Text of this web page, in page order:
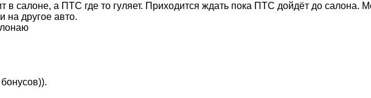
в салоне, а ПТС где то гуляет. Приходится ждать пока ПТС дойдёт до салона.
на другое авто.